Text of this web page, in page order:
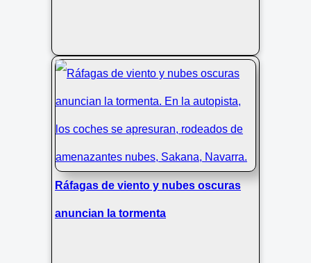
Ráfagas de viento y nubes oscuras
anuncian la tormenta